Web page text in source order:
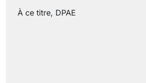
À ce titre, DPAE